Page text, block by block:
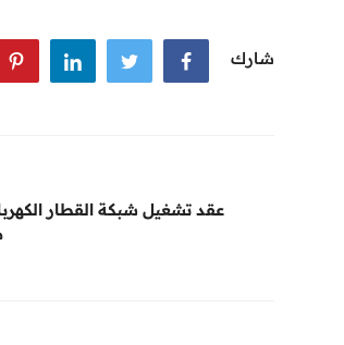
شارك
عقد تشغيل شبكة القطار